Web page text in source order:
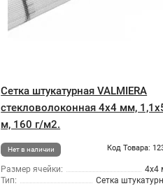
Сетка штукатурная VALMIERA
стекловолоконная 4x4 мм,
м, 160 г/м2.
Нет в наличии Код Товара:
Размер ячейки:
4x4
Тип:
Сетка